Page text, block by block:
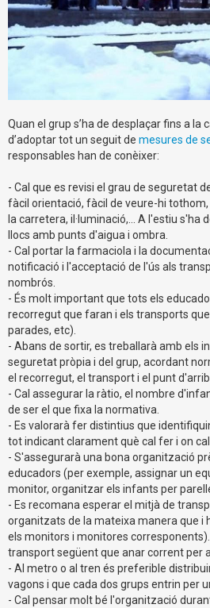
Quan el grup s’ha de desplaçar fins a la
d’adoptar tot un seguit de mesures de
responsables han de conèixer:
- Cal que es revisi el grau de seguretat
fàcil orientació, fàcil de veure-hi
la carretera, il·luminació,... A l'estiu s'ha
llocs amb punts d'aigua i ombra.
- Cal portar la farmaciola i la
notificació i l'acceptació de l'ús als
nombrós.
- És molt important que tots els
recorregut que faran i els transports
parades, etc).
- Abans de sortir, es treballarà amb els
seguretat pròpia i del grup, acordant
el recorregut, el transport i el punt
- Cal assegurar la ràtio, el nombre
de ser el que fixa la normativa.
- Es valorarà fer distintius que
tot indicant clarament què cal fer i on
- S'assegurarà una bona organització
educadors (per exemple, assignar un
monitor, organitzar els infants per
- Es recomana esperar el mitjà de
organitzats de la mateixa manera que i
els monitors i monitores
transport següent que anar corrent per
- Al metro o al tren és preferible
vagons i que cada dos grups entrin per
- Cal pensar molt bé l'organització